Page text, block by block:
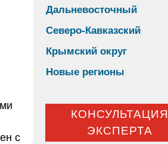
с
Дальневосточный
Северо-Кавказский
Крымский округ
Новые регионы
КОНСУЛЬТАЦИЯ
ЭКСПЕРТА